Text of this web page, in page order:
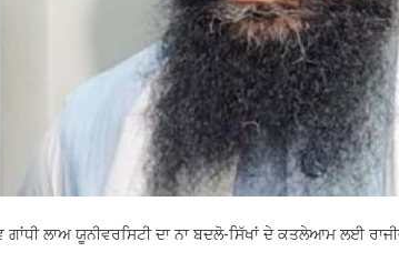
ਗਾਂਧੀ ਲਾਅ ਯੂਨੀਵਰਸਿਟੀ ਦਾ ਨਾ ਬਦਲੋ-ਸਿੱਖਾਂ ਦੇ ਕਤਲੇਆਮ ਲਈ